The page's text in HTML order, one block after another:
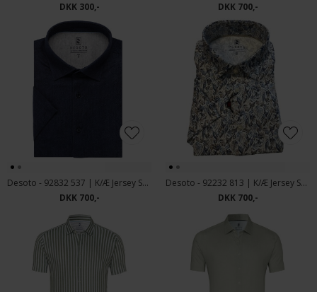
DKK 300,-
DKK 700,-
Desoto - 92832 537 | K/Æ Jersey Skjorte Dark Blue Denim
DKK 700,-
Desoto - 92232 813 | K/Æ Jersey Skjorte Pastel Leaves
DKK 700,-